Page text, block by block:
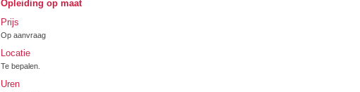
Opleiding op maat
Prijs
Op aanvraag
Locatie
Te bepalen.
Uren